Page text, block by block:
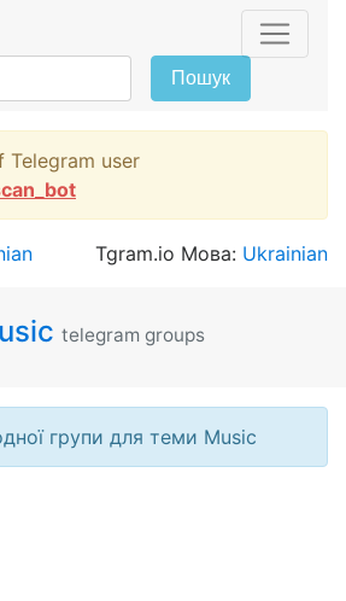
Пошук
user
Tgram.io Мова: Ukrainian
telegram groups
групи для теми Music